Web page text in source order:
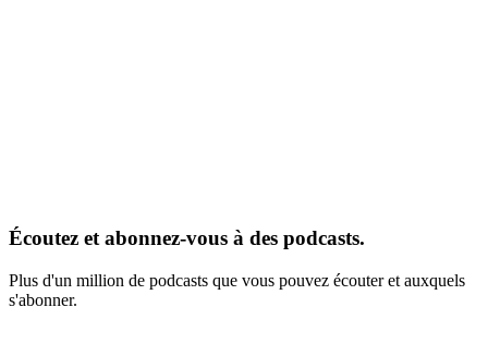
Écoutez et abonnez-vous à des podcasts.
Plus d'un million de podcasts que vous pouvez écouter et auxquels
s'abonner.